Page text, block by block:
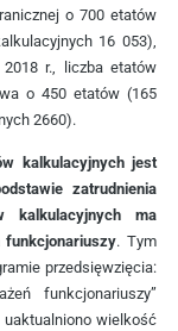
o 700 etatów
16 053),
r., liczba etatów
o 450 etatów (165
2660).
kalkulacyjnych jest
zatrudnienia
ma
funkcjonariuszy. Tym
przedsięwzięcia:
funkcjonariuszy”
wielkość